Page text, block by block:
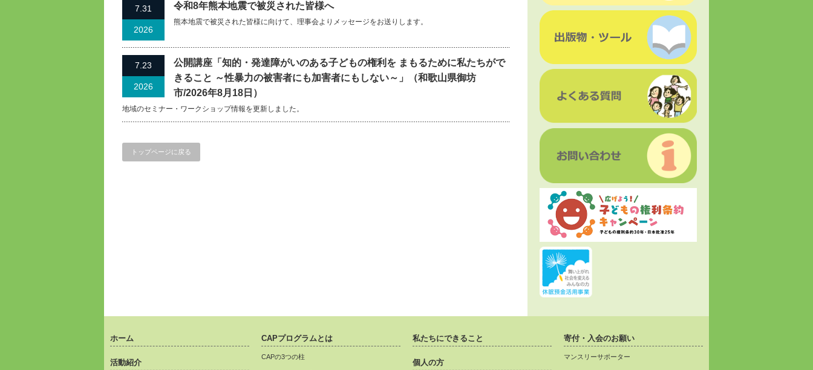
7.31
2026
令和8年熊本地震で被災された皆様へ
熊本地震で被災された皆様に向けて、理事会よりメッセージをお送りします。
7.23
2026
公開講座「知的・発達障がいのある子どもの権利を まもるために私たちがで
きること ～性暴力の被害者にも加害者にもしない～」（和歌山県御坊
市/2026年8月18日）
地域のセミナー・ワークショップ情報を更新しました。
トップページに戻る
ホーム
活動紹介
CAPプログラムとは
CAPの3つの柱
私たちにできること
個人の方
寄付・入会のお願い
マンスリーサポーター